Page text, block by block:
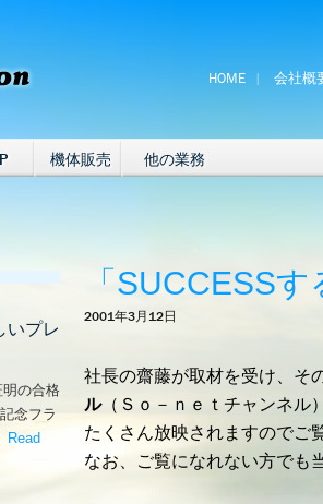
HOME 会社概
機体販売 他の業務
「SUCCESS
2001年3月12日
社長の齋藤が取材を受け、そ
ル（Ｓｏ－ｎｅｔチャンネル
たくさん放映されますのでご
なお、ご覧になれない方でも
いプレ
の合格
念フラ
Read
しいプレゼント！’